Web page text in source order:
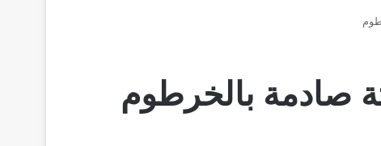
صادمة بالخرطوم